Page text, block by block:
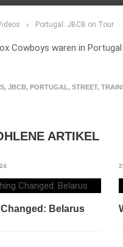
Portugal: JBCB on Tour
Cowboys waren in
, JBCB, PORTUGAL , STREET,
ARTIKEL
Belarus